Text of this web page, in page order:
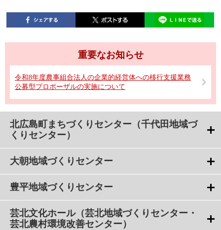
重要なお知らせ
令和8年度農事組合法人の企業的経営体への移行支援業務
公募型プロポーザルの実施について
北広島町まちづくりセンター（千代田地域づ
くりセンター）
大朝地域づくりセンター
豊平地域づくりセンター
芸北文化ホール（芸北地域づくりセンター・
芸北農村環境改善センター）